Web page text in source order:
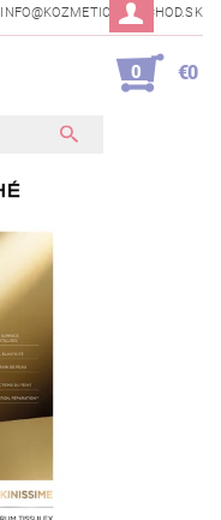
INFO@KOZMETICKYOBCHOD.SK
0 €0